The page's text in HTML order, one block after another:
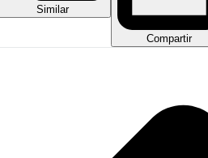
Similar
Compartir